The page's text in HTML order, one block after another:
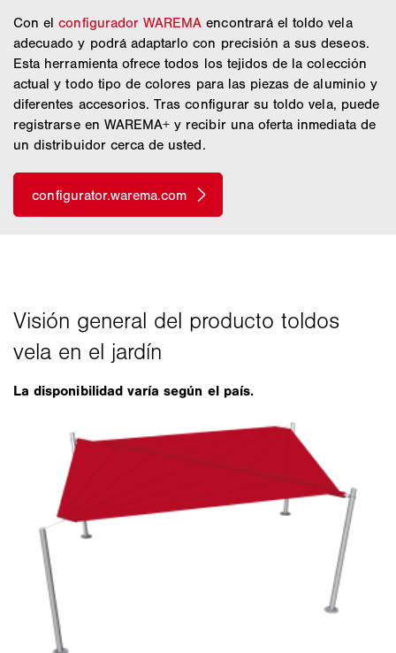
Con elconfigurador WAREMA encontrará el toldo vela
adecuado y podrá adaptarlo con precisión a sus deseos.
Esta herramienta ofrece todos los tejidos de la colección
actual y todo tipo de colores para las piezas de aluminio y
diferentes accesorios. Tras configurar su toldo vela, puede
registrarse en WAREMA+ y recibir una oferta inmediata de
un distribuidor cerca de usted.
La disponibilidad varía según el país.